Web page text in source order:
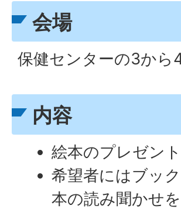
会場
保健センターの3から
内容
絵本のプレゼン
希望者にはブッ
本の読み聞かせ